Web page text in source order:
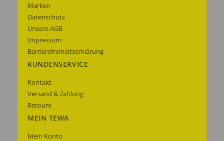
Marken
Datenschutz
Unsere AGB
Impressum
Barrierefreiheitserklärung
KUNDENSERVICE
Kontakt
Versand & Zahlung
Retoure
MEIN TEWA
Mein Konto